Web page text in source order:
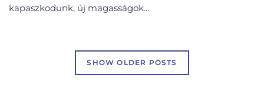
kapaszkodunk, új magasságok...
SHOW OLDER POSTS